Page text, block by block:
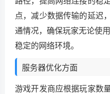
点，减少数据传输的延迟
通情况，确保玩家无论使
稳定的网络环境。
服务器优化方面
游戏开发商应根据玩家数